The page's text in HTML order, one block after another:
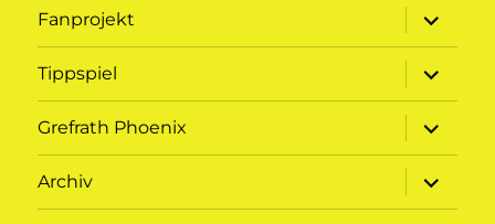
Fanprojekt
öffnen
Tippspiel
öffnen
Grefrath Phoenix
öffnen
Archiv
öffnen